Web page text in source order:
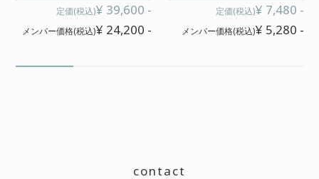
ご使用上の注意
定価(税込)¥ 39,600 -
メンバー価格(税込)¥ 24,200 -
定価(税込)¥ 7,480 -
メンバー価格(税込)¥ 5,280 -
contact